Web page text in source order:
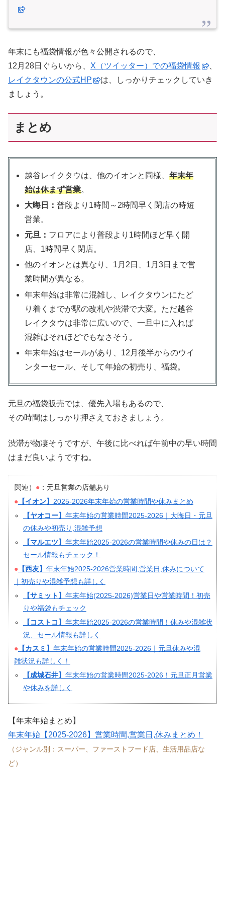
年末にも福袋情報が色々公開されるので、
12月28日ぐらいから、 X（ツイッター）での福袋情報
、
レイクタウンの公式HP
は、しっかりチェックしていき
ましょう。
まとめ
越谷レイクタウは、他のイオンと同様、年末年
始は休まず営業。
大晦日：普段より1時間～2時間早く閉店の時短
営業。
元旦： フロアにより普段より1時間ほど早く開
店、1時間早く閉店。
他のイオンとは異なり、1月2日、1月3日まで営
業時間が異なる。
年末年始は非常に混雑し、レイクタウンにたど
り着くまでが駅の改札や渋滞で大変。ただ越谷
レイクタウは非常に広いので、一旦中に入れば
混雑はそれほどでもなさそう。
年末年始はセールがあり、12月後半からのウイ
ンターセール、そして年始の初売り、福袋。
元旦の福袋販売では、優先入場もあるので、
その時間はしっかり押さえておきましょう。
渋滞が物凄そうですが、午後に比べれば午前中の早い時間
はまだ良いようですね。
関連）
：元旦営業の店舗あり
【イオン】 2025-2026年末年始の営業時間や休みまとめ
【ヤオコー】 年末年始の営業時間2025-2026｜大晦日・元旦
の休みや初売り,混雑予想
【マルエツ】 年末年始2025-2026の営業時間や休みの日は？
セール情報もチェック！
【西友】 年末年始2025-2026営業時間,営業日,休みについて
｜初売りや混雑予想も詳しく
【サミット】 年末年始(2025-2026)営業日や営業時間！初売
りや福袋もチェック
【コストコ】 年末年始2025-2026の営業時間！休みや混雑状
況、セール情報も詳しく
【カスミ】 年末年始の営業時間2025-2026｜元旦休みや混
雑状況も詳しく！
【成城石井】 年末年始の営業時間2025-2026！元旦正月営業
や休みを詳しく
【年末年始まとめ】
年末年始【2025-2026】営業時間,営業日,休みまとめ！
（ジャンル別：スーパー、ファーストフード店、生活用品店な
ど）